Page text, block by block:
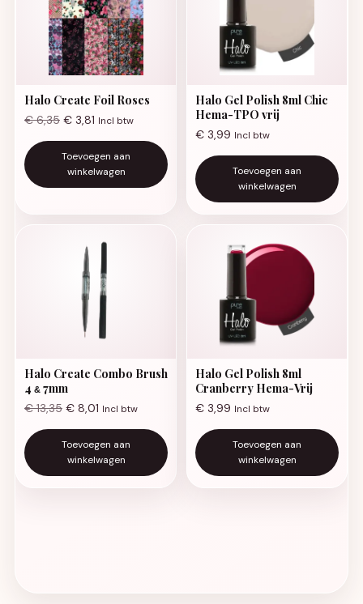
Halo Create Foil Roses
€6,35 € 3,81 Incl btw
Toevoegen aan
winkelwagen
Halo Gel Polish 8ml Chic
Hema-TPO vrij
€ 3,99 Incl btw
Toevoegen aan
winkelwagen
Halo Create Combo Brush
4 & 7mm
€13,35 € 8,01 Incl btw
Toevoegen aan
winkelwagen
Halo Gel Polish 8ml
Cranberry Hema-Vrij
€ 3,99 Incl btw
Toevoegen aan
winkelwagen